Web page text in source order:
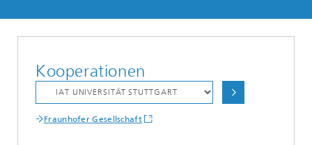
Kooperationen
Fraunhofer Gesellschaft